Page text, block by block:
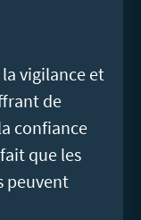
vigilance et
de
confiance
que les
peuvent